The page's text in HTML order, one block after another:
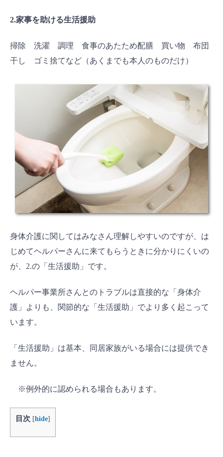
2.家事を助ける生活援助
掃除 洗濯 調理 食事のあたため配膳 買い物 布団
干し ゴミ捨てなど（あくまでも本人のものだけ）
身体介護に関してはみなさん理解しやすいのですが、は
じめてヘルパーさんに来てもらうときに分かりにくいの
が、2.の「生活援助」です。
ヘルパー事業所さんとのトラブルは直接的な「身体介
護」よりも、関節的な「生活援助」でより多く起こって
います。
「生活援助」は基本、同居家族がいる場合には提供でき
ません。
※例外的に認められる場合もあります。
目次 [hide]